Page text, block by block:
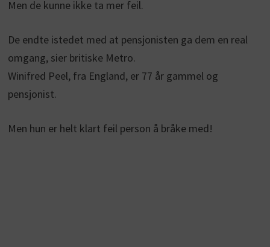
Men de kunne ikke ta mer feil.
De endte istedet med at pensjonisten ga dem en real
omgang, sier britiske Metro.
Winifred Peel, fra England, er 77 år gammel og
pensjonist.
Men hun er helt klart feil person å bråke med!